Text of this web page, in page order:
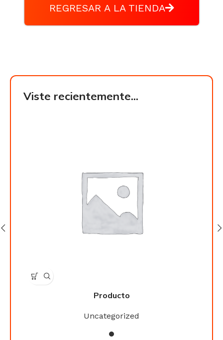
REGRESAR A LA TIENDA
Viste recientemente...
Producto
Uncategorized